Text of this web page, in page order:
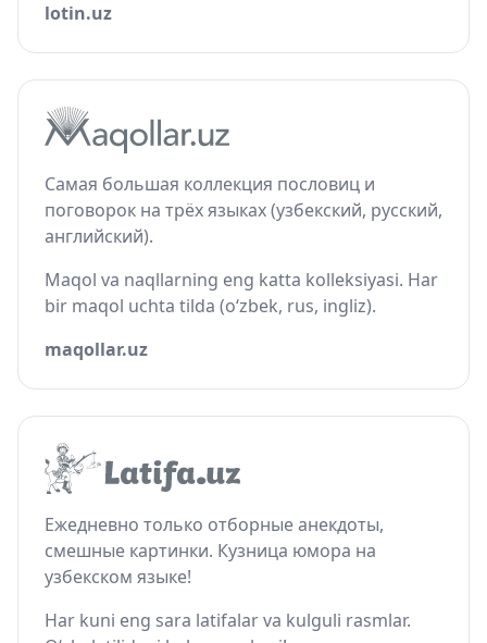
lotin.uz
Самая большая коллекция пословиц и
поговорок на трёх языках (узбекский, русский,
английский).
Maqol va naqllarning eng katta kolleksiyasi. Har
bir maqol uchta tilda (o‘zbek, rus, ingliz).
maqollar.uz
Ежедневно только отборные анекдоты,
смешные картинки. Кузница юмора на
узбекском языке!
Har kuni eng sara latifalar va kulguli rasmlar.